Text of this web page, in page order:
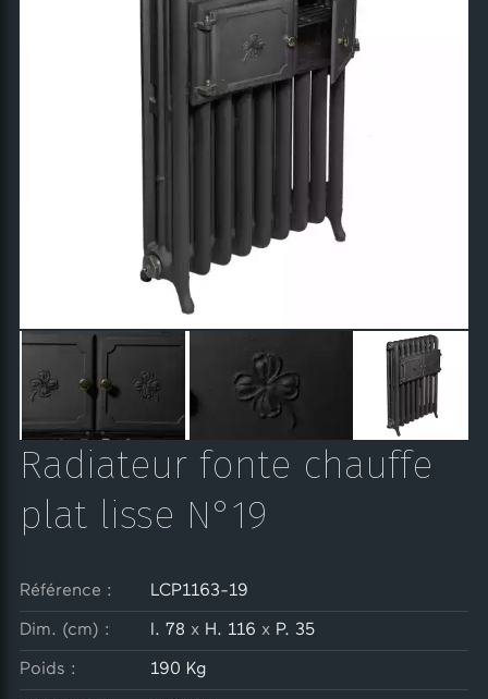
Radiateur fonte chauffe
plat lisse N°19
Référence : LCP1163-19
Dim. (cm) : l. 78 x H. 116 x P. 35
Poids : 190 Kg